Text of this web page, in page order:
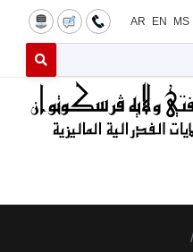
MS
EN
AR
for results.